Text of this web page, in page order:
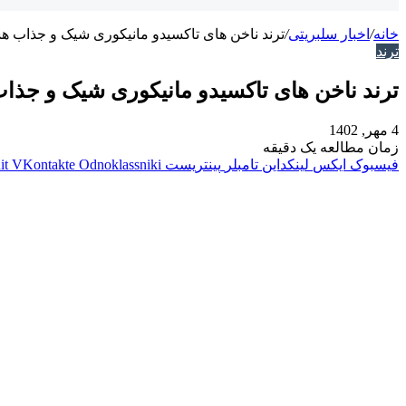
خانه/ اخبار سلبریتی/ترند ناخن‌ های تاکسیدو مانیکوری شیک و جذاب
ترند
ترند ناخن‌ های تاکسیدو مانیکوری شیک و
4 مهر, 1402
زمان مطالعه یک دقیقه
فیسبوک ایکس لینکداین تامبلر پینتریست VKontakte Odnoklassniki